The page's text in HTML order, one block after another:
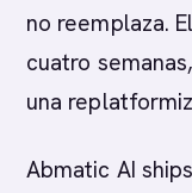
no reemplaza.
cuatro
una
Abmatic AI